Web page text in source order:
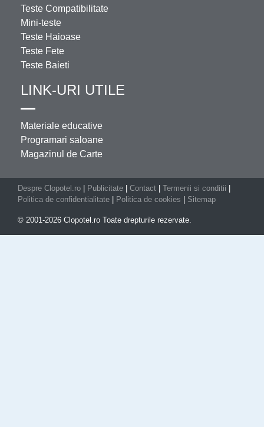
Teste Compatibilitate
Mini-teste
Teste Haioase
Teste Fete
Teste Baieti
LINK-URI UTILE
Materiale educative
Programari saloane
Magazinul de Carte
Despre Clopotel.ro Publicitate Contact Termenii si conditii
Politica de confidentialitate
Politica de cookies Sitemap
© 2001-2026 Clopotel.ro Toate drepturile rezervate.